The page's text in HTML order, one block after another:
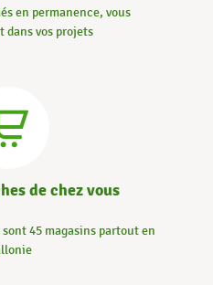
en permanence, vous
dans vos projets
de chez vous
45 magasins partout en